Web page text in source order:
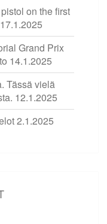
on the first
17.1.2025
Grand Prix
14.1.2025
Tässä vielä
12.1.2025
2.1.2025